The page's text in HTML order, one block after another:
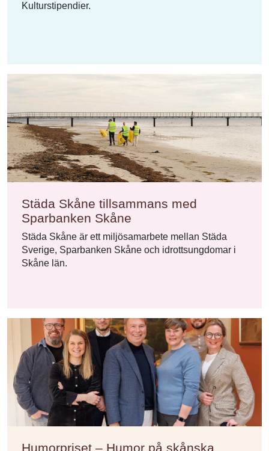
Kulturstipendier.
Städa Skåne tillsammans med
Sparbanken Skåne
Städa Skåne är ett miljösamarbete mellan Städa
Sverige, Sparbanken Skåne och idrottsungdomar i
Skåne län.
Humorpriset – Humor på skånska